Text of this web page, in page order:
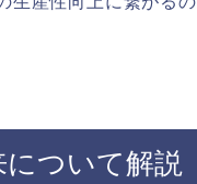
について解説